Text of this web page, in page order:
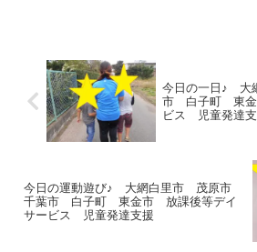
今日の一日♪
市 白子町 東金
ビス 児童発達
今日の運動遊び♪ 大網白里市 茂原市
千葉市 白子町 東金市 放課後等デイ
サービス 児童発達支援